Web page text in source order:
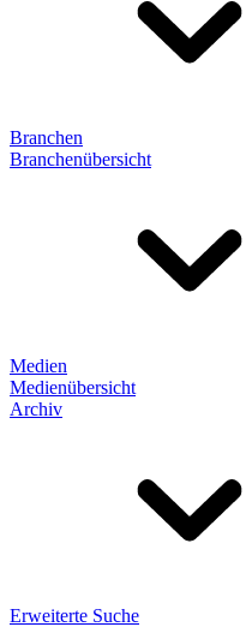
Branchen
Branchenübersicht
Medien
Medienübersicht
Archiv
Erweiterte Suche